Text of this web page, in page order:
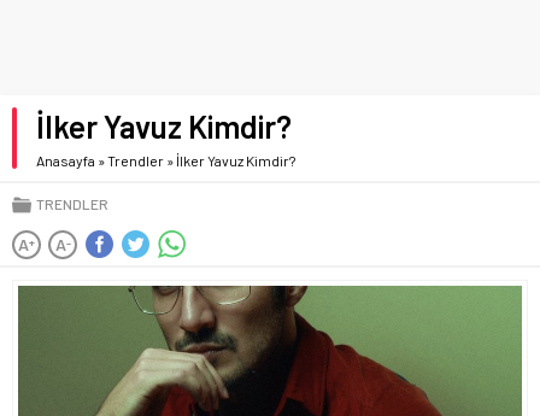
İlker Yavuz Kimdir?
Anasayfa »Trendler » İlker Yavuz Kimdir?
TRENDLER
A+ A-